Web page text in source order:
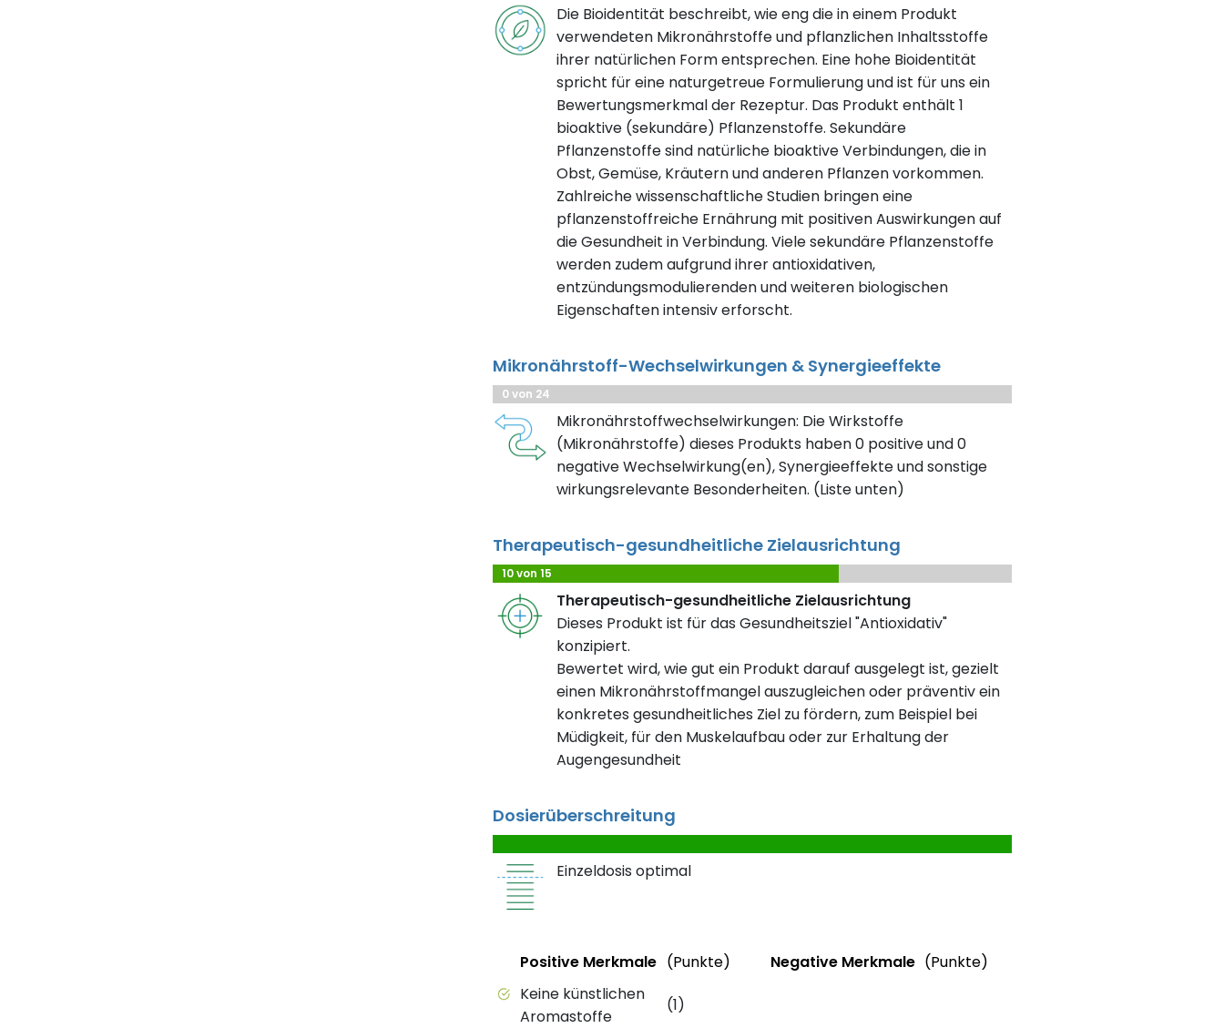
Die Bioidentität beschreibt, wie eng die in einem Produkt
verwendeten Mikronährstoffe und pflanzlichen Inhaltsstoffe
ihrer natürlichen Form entsprechen. Eine hohe Bioidentität
spricht für eine naturgetreue Formulierung und ist für uns ein
Bewertungsmerkmal der Rezeptur. Das Produkt enthält 1
bioaktive (sekundäre) Pflanzenstoffe. Sekundäre
Pflanzenstoffe sind natürliche bioaktive Verbindungen, die in
Obst, Gemüse, Kräutern und anderen Pflanzen vorkommen.
Zahlreiche wissenschaftliche Studien bringen eine
pflanzenstoffreiche Ernährung mit positiven Auswirkungen auf
die Gesundheit in Verbindung. Viele sekundäre Pflanzenstoffe
werden zudem aufgrund ihrer antioxidativen,
entzündungsmodulierenden und weiteren biologischen
Eigenschaften intensiv erforscht.
Mikronährstoff-Wechselwirkungen & Synergieeffekte
0 von 24
Mikronährstoffwechselwirkungen: Die Wirkstoffe
(Mikronährstoffe) dieses Produkts haben 0 positive und 0
negative Wechselwirkung(en), Synergieeffekte und sonstige
wirkungsrelevante Besonderheiten. (Liste unten)
Therapeutisch-gesundheitliche Zielausrichtung
10 von 15
Therapeutisch-gesundheitliche Zielausrichtung
Dieses Produkt ist für das Gesundheitsziel "Antioxidativ"
konzipiert.
Bewertet wird, wie gut ein Produkt darauf ausgelegt ist, gezielt
einen Mikronährstoffmangel auszugleichen oder präventiv ein
konkretes gesundheitliches Ziel zu fördern, zum Beispiel bei
Müdigkeit, für den Muskelaufbau oder zur Erhaltung der
Augengesundheit
Dosierüberschreitung
Einzeldosis optimal
Positive Merkmale des Produkts mit Punktebewertung
StatusPositive Merkmale (Punkte)
Weitere Informationen
Keine künstlichen
Aromastoffe
(1)
Status
Negative Merkmale (Punkte)